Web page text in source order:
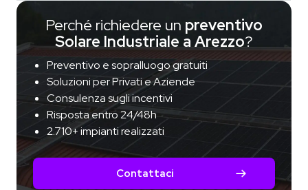
Perché richiedere un preventivo
Solare Industriale a Arezzo?
Preventivo e sopralluogo gratuiti
Soluzioni per Privati e Aziende
Consulenza sugli incentivi
Risposta entro 24/48h
2.710+ impianti realizzati
Contattaci